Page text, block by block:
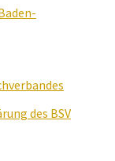
des BSV